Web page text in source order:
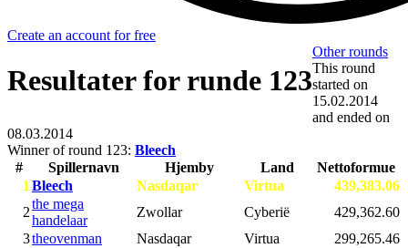
Create an account for free
Resultater for runde 123
Other rounds
This round
started on
15.02.2014
and ended on
08.03.2014
Winner of round 123: Bleech
#
Spillernavn Hjemby Land
Nettoformue
1Bleech Nasdaqar Virtua
439,383.06
2
the mega
handelaar
Zwollar Cyberië
429,362.60
3theovenman Nasdaqar Virtua
299,265.46